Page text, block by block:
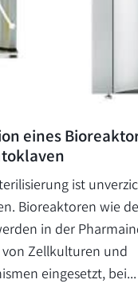
eines
ist
Bioreaktoren wie
in der
Zellkulturen und
eingesetzt, bei...